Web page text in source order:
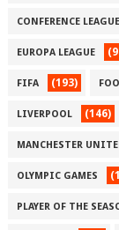
CONFERENCE LEAGUE
EUROPA LEAGUE
FIFA (193)
LIVERPOOL (146)
MANCHESTER
OLYMPIC GAMES
PLAYER OF THE